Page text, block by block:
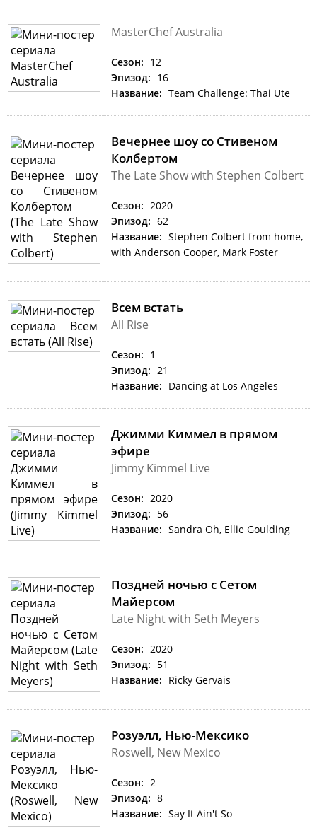
MasterChef Australia
Сезон: 12
Эпизод: 16
Название: Team Challenge: Thai Ute
Вечернее шоу со Стивеном
Колбертом
The Late Show with Stephen Colbert
Сезон: 2020
Эпизод: 62
Название: Stephen Colbert from home,
with Anderson Cooper, Mark Foster
Всем встать
All Rise
Сезон: 1
Эпизод: 21
Название: Dancing at Los Angeles
Джимми Киммел в прямом
эфире
Jimmy Kimmel Live
Сезон: 2020
Эпизод: 56
Название: Sandra Oh, Ellie Goulding
Поздней ночью с Сетом
Майерсом
Late Night with Seth Meyers
Сезон: 2020
Эпизод: 51
Название: Ricky Gervais
Розуэлл, Нью-Мексико
Roswell, New Mexico
Сезон: 2
Эпизод: 8
Название: Say It Ain't So